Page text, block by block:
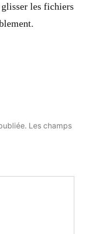
les fichiers
Les champs